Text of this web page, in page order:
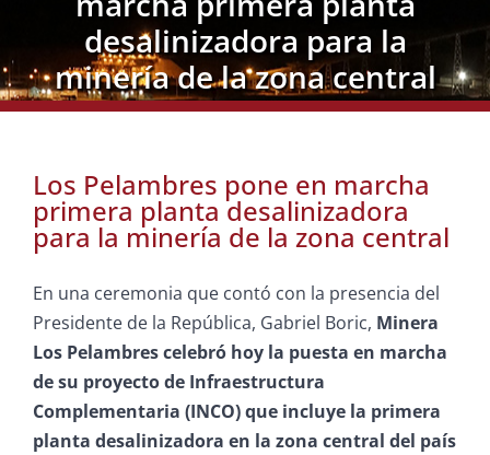
Minería en Chile
Plataformas Digitales
Comunicaciones
desalinizadora para la
minería de la zona central
Los Pelambres pone en marcha
primera planta desalinizadora
para la minería de la zona central
En una ceremonia que contó con la presencia del
Presidente de la República, Gabriel Boric, Minera
Los Pelambres celebró hoy la puesta en marcha
de su proyecto de Infraestructura
Complementaria (INCO) que incluye la primera
planta desalinizadora en la zona central del país